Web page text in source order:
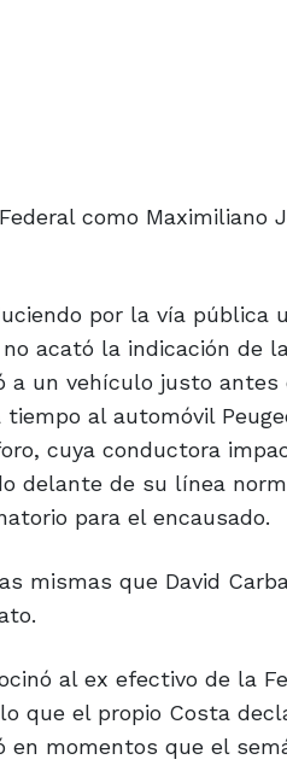
como Maximiliano
por la vía pública
acató la indicación de
un vehículo justo
al automóvil
cuya conductora
delante de su línea
para el encausado.
mismas que David
al ex efectivo de la
que el propio Costa
momentos que el